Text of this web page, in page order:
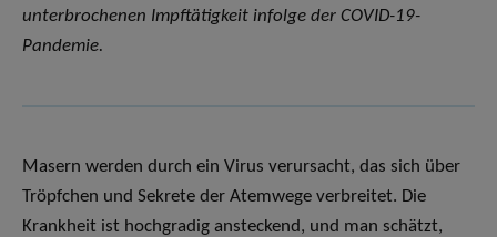
unterbrochenen Impftätigkeit infolge der COVID-19-
Pandemie.
Masern werden durch ein Virus verursacht, das sich über
Tröpfchen und Sekrete der Atemwege verbreitet. Die
Krankheit ist hochgradig ansteckend, und man schätzt,